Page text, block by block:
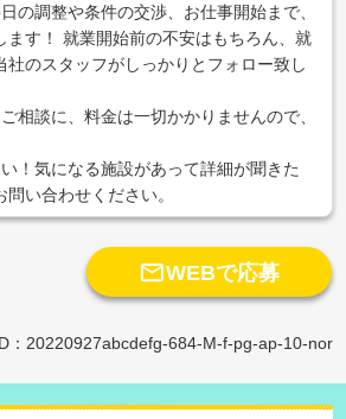
の調整や条件の交渉、お仕事開始まで、
ます！ 就業開始前の不安はもちろん、就
社のスタッフがしっかりとフォロー致し
相談に、料金は一切かかりませんので、
！気になる施設があって詳細が聞きた
い合わせください。
WEBで応募
：20220927abcdefg-684-M-f-pg-ap-10-nor